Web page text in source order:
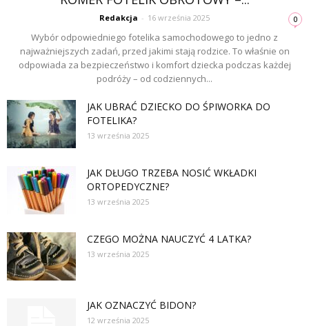
Redakcja - 16 września 2025 0
Wybór odpowiedniego fotelika samochodowego to jedno z
najważniejszych zadań, przed jakimi stają rodzice. To właśnie on
odpowiada za bezpieczeństwo i komfort dziecka podczas każdej
podróży – od codziennych...
JAK UBRAĆ DZIECKO DO ŚPIWORKA DO
FOTELIKA?
13 września 2025
JAK DŁUGO TRZEBA NOSIĆ WKŁADKI
ORTOPEDYCZNE?
13 września 2025
CZEGO MOŻNA NAUCZYĆ 4 LATKA?
13 września 2025
JAK OZNACZYĆ BIDON?
12 września 2025